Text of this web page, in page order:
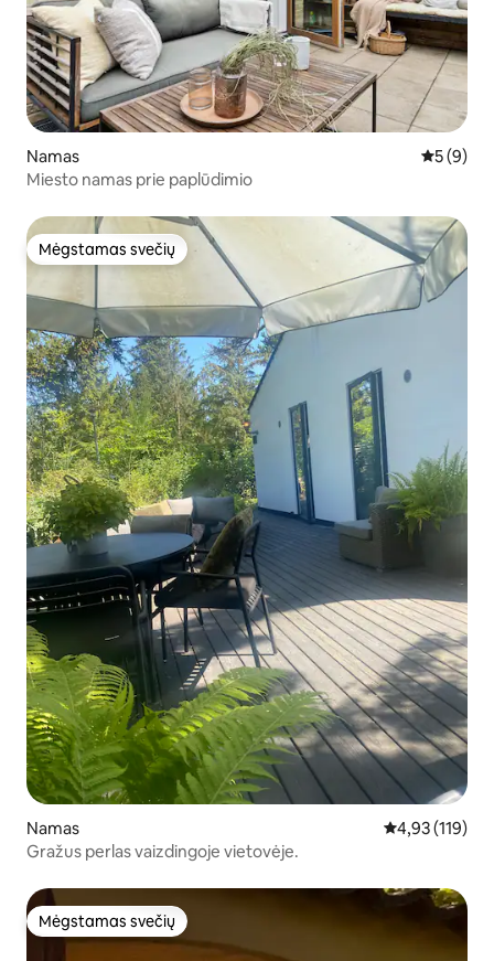
Namas Vidutinis
5 (9)
Miesto namas prie paplūdimio
Mėgstamas svečių
Mėgstamas svečių
Namas Vidutinis
4,93 (119)
Gražus perlas vaizdingoje vietovėje.
Mėgstamas svečių
Mėgstamas svečių